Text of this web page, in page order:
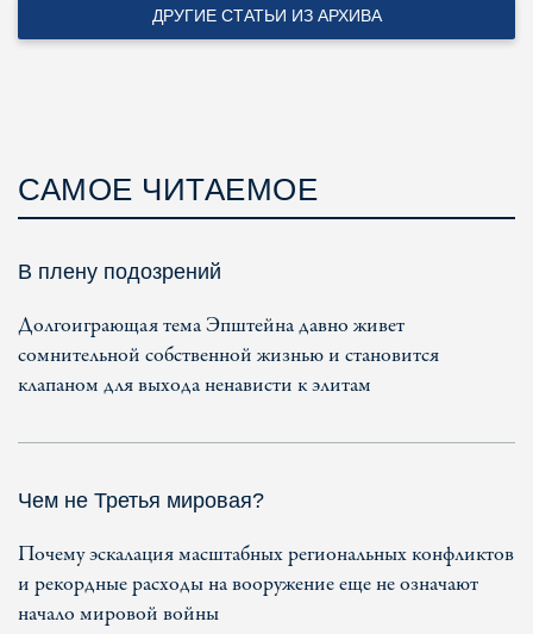
ДРУГИЕ СТАТЬИ ИЗ АРХИВА
САМОЕ ЧИТАЕМОЕ
В плену подозрений
Долгоиграющая тема Эпштейна давно живет
сомнительной собственной жизнью и становится
клапаном для выхода ненависти к элитам
Чем не Третья мировая?
Почему эскалация масштабных региональных конфликтов
и рекордные расходы на вооружение еще не означают
начало мировой войны